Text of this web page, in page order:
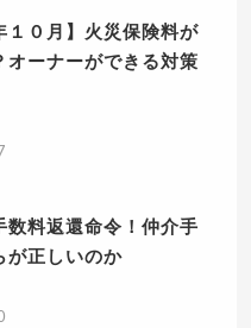
１０月】火災保険料が
オーナーができる対策
数料返還命令！仲介手
が正しいのか